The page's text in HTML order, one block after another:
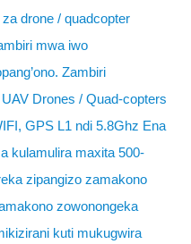
drone / quadcopter
mwa iwo
Zambiri
Drones / Quad-copters
GPS L1 ndi 5.8Ghz Ena
kulamulira maxita 500-
zipangizo zamakono
zowonongeka
kuti mukugwira